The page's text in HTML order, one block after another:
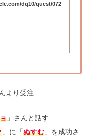
dq10/quest/072
より受注
」さんと話す
」に「ぬすむ」を成功さ